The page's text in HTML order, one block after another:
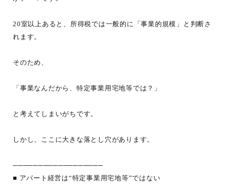
20室以上あると、所得税では一般的に「事業的規模」と判断さ
れます。
そのため、
「事業なんだから、特定事業用宅地等では？」
と考えてしまいがちです。
しかし、ここに大きな落とし穴があります。
──────────────────
■ アパート経営は“特定事業用宅地等”ではない